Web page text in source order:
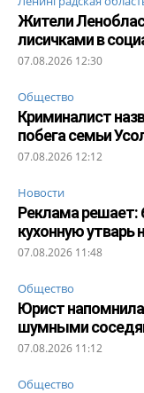
Жители
лисичками в
07.08.2026 12:30
Общество
Криминалист
побега семьи
07.08.2026 12:12
Новости
Реклама решает:
кухонную утварь
07.08.2026 11:48
Общество
Юрист
шумными
07.08.2026 11:12
Общество